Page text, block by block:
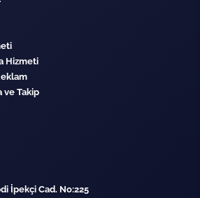
Hizmeti
ve Takip
İpekçi Cad. No:225